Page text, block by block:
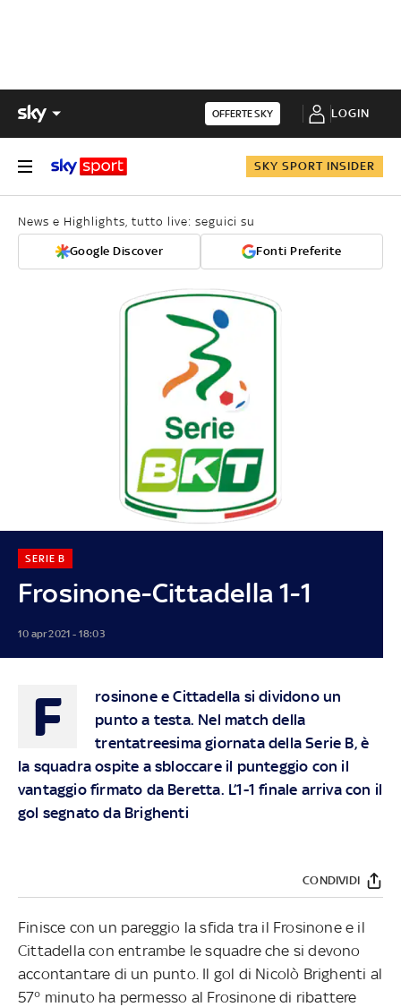
OFFERTE SKY LOGIN
SKY SPORT INSIDER
News e Highlights, tutto live: seguici su
Google Discover Fonti Preferite
Frosinone-Cittadella 1-1
SERIE B
10 apr 2021 - 18:03
F
rosinone e Cittadella si dividono un
punto a testa. Nel match della
trentatreesima giornata della Serie B, è
la squadra ospite a sbloccare il punteggio con il
vantaggio firmato da Beretta. L’1-1 finale arriva con il
gol segnato da Brighenti
CONDIVIDI
Finisce con un pareggio la sfida tra il Frosinone e il
Cittadella con entrambe le squadre che si devono
accontantare di un punto. Il gol di Nicolò Brighenti al
57° minuto ha permesso al Frosinone di ribattere